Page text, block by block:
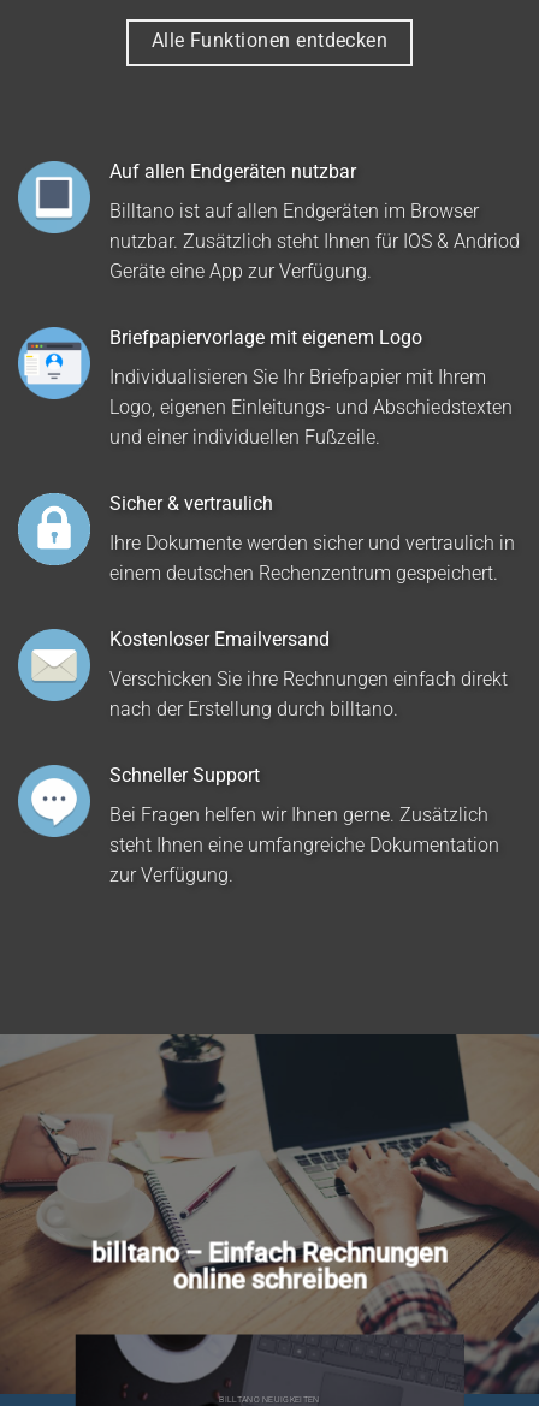
Alle Funktionen entdecken
Auf allen Endgeräten nutzbar
Billtano ist auf allen Endgeräten im Browser
nutzbar. Zusätzlich steht Ihnen für IOS & Andriod
Geräte eine App zur Verfügung.
Briefpapiervorlage mit eigenem Logo
Individualisieren Sie Ihr Briefpapier mit Ihrem
Logo, eigenen Einleitungs- und Abschiedstexten
und einer individuellen Fußzeile.
Sicher & vertraulich
Ihre Dokumente werden sicher und vertraulich in
einem deutschen Rechenzentrum gespeichert.
Kostenloser Emailversand
Verschicken Sie ihre Rechnungen einfach direkt
nach der Erstellung durch billtano.
Schneller Support
Bei Fragen helfen wir Ihnen gerne. Zusätzlich
steht Ihnen eine umfangreiche Dokumentation
zur Verfügung.
billtano – Einfach Rechnungen
online schreiben
BILLTANO NEUIGKEITEN